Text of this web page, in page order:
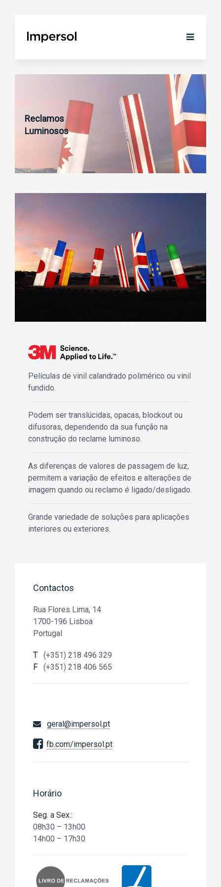
Reclamos
Luminosos
Películas de vinil calandrado polimérico ou vinil
fundido.
Podem ser translúcidas, opacas, blockout ou
difusoras, dependendo da sua função na
construção do reclame luminoso.
As diferenças de valores de passagem de luz,
permitem a variação de efeitos e alterações de
imagem quando ou reclamo é ligado/desligado.
Grande variedade de soluções para aplicações
interiores ou exteriores.
Contactos
Rua Flores Lima, 14
1700-196 Lisboa
Portugal
T (+351) 218 496 329
F (+351) 218 406 565
geral@impersol.pt
fb.com/impersol.pt
Horário
Seg. a Sex.:
08h30 – 13h00
14h00 – 17h30